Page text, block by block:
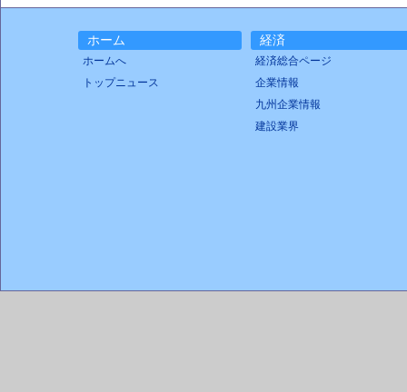
ホーム
ホームへ
トップニュース
経済
経済総合ページ
企業情報
九州企業情報
建設業界